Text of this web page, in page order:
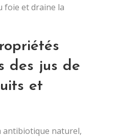
foie et draine la
des jus de
et
antibiotique naturel,